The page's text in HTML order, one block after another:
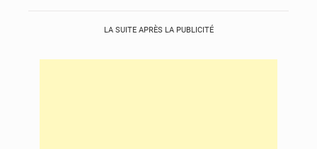
LA SUITE APRÈS LA PUBLICITÉ